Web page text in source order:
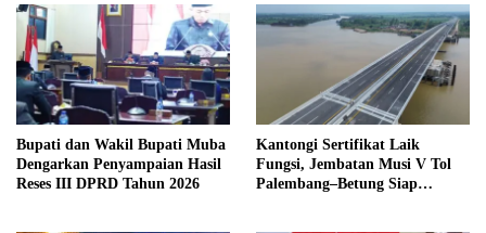
Bupati dan Wakil Bupati Muba
Dengarkan Penyampaian Hasil
Reses III DPRD Tahun 2026
Kantongi Sertifikat Laik
Fungsi, Jembatan Musi V Tol
Palembang–Betung Siap